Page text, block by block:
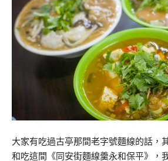
大家有吃過古亭那間老字號麵線的話，
和吃這間《同安街麵線羹永和保平》，